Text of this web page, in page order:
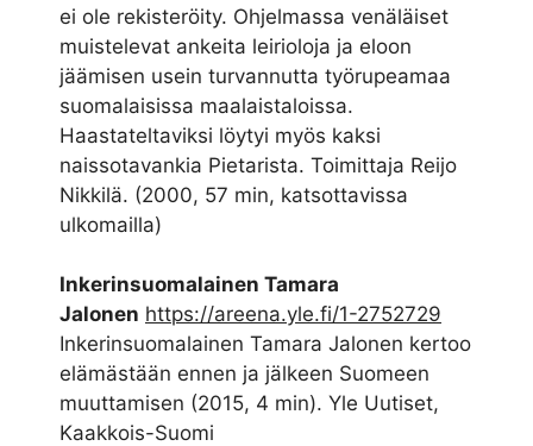
ei ole rekisteröity. Ohjelmassa venäläiset
muistelevat ankeita leirioloja ja eloon
jäämisen usein turvannutta työrupeamaa
suomalaisissa maalaistaloissa.
Haastateltaviksi löytyi myös kaksi
naissotavankia Pietarista. Toimittaja Reijo
Nikkilä. (2000, 57 min, katsottavissa
ulkomailla)
Inkerinsuomalainen Tamara
Jalonen https://areena.yle.fi/1-2752729
Inkerinsuomalainen Tamara Jalonen kertoo
elämästään ennen ja jälkeen Suomeen
muuttamisen (2015, 4 min). Yle Uutiset,
Kaakkois-Suomi